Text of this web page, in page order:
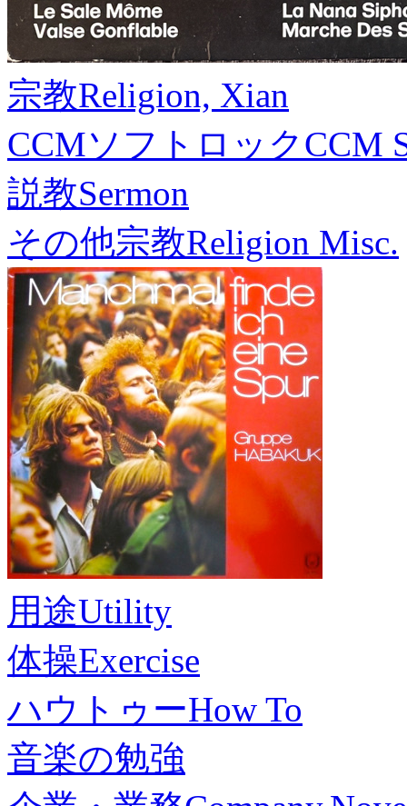
宗教Religion, Xian
CCMソフトロックCCM
説教Sermon
その他宗教Religion Misc.
用途Utility
体操Exercise
ハウトゥーHow To
音楽の勉強